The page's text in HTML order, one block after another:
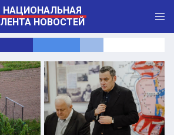
НАЦИОНАЛЬНАЯ
ЛЕНТА НОВОСТЕЙ